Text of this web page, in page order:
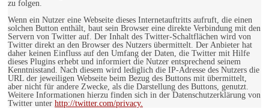
zu folgen.
Wenn ein Nutzer eine Webseite dieses Internetauftritts aufruft, die einen
solchen Button enthält, baut sein Browser eine direkte Verbindung mit den
Servern von Twitter auf. Der Inhalt des Twitter-Schaltflächen wird von
Twitter direkt an den Browser des Nutzers übermittelt. Der Anbieter hat
daher keinen Einfluss auf den Umfang der Daten, die Twitter mit Hilfe
dieses Plugins erhebt und informiert die Nutzer entsprechend seinem
Kenntnisstand. Nach diesem wird lediglich die IP-Adresse des Nutzers die
URL der jeweiligen Webseite beim Bezug des Buttons mit übermittelt,
aber nicht für andere Zwecke, als die Darstellung des Buttons, genutzt.
Weitere Informationen hierzu finden sich in der Datenschutzerklärung von
Twitter unter http://twitter.com/privacy.